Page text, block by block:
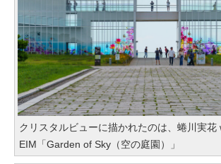
クリスタルビューに描かれたのは、蜷川実花
EIM「Garden of Sky（空の庭園）」